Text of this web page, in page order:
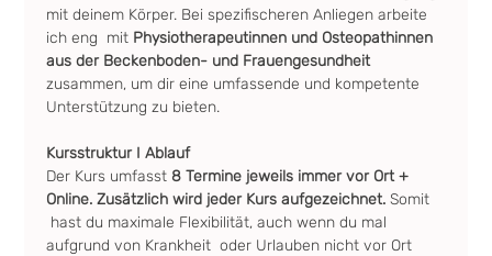
mit deinem Körper. Bei spezifischeren Anliegen arbeite
ich eng  mit Physiotherapeutinnen und Osteopathinnen
aus der Beckenboden- und Frauengesundheit
zusammen, um dir eine umfassende und kompetente
Unterstützung zu bieten.
Kursstruktur I Ablauf
Der Kurs umfasst 8 Termine jeweils immer vor Ort +
Online. Zusätzlich wird jeder Kurs aufgezeichnet. Somit
hast du maximale Flexibilität, auch wenn du mal
aufgrund von Krankheit  oder Urlauben nicht vor Ort